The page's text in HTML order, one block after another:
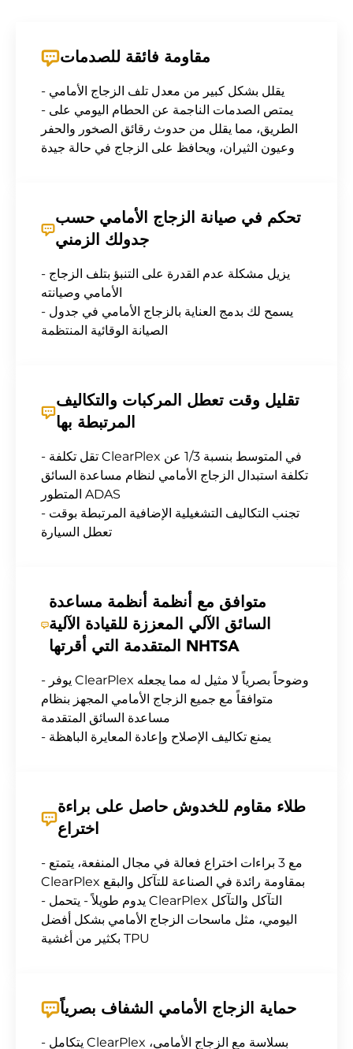
مقاومة فائقة للصدمات
- يقلل بشكل كبير من معدل تلف الزجاج الأمامي
- يمتص الصدمات الناجمة عن الحطام اليومي على
الطريق، مما يقلل من حدوث رقائق الصخور والحفر
وعيون الثيران، ويحافظ على الزجاج في حالة جيدة
تحكم في صيانة الزجاج الأمامي حسب
جدولك الزمني
- يزيل مشكلة عدم القدرة على التنبؤ بتلف الزجاج
الأمامي وصيانته
- يسمح لك بدمج العناية بالزجاج الأمامي في جدول
الصيانة الوقائية المنتظمة
تقليل وقت تعطل المركبات والتكاليف
المرتبطة بها
- تقل تكلفة ClearPlex في المتوسط بنسبة 1/3 عن
تكلفة استبدال الزجاج الأمامي لنظام مساعدة السائق
المتطور ADAS
- تجنب التكاليف التشغيلية الإضافية المرتبطة بوقت
تعطل السيارة
متوافق مع أنظمة أنظمة مساعدة
السائق الآلي المعززة للقيادة الآلية
المتقدمة التي أقرتها NHTSA
- يوفر ClearPlex وضوحاً بصرياً لا مثيل له مما يجعله
متوافقاً مع جميع الزجاج الأمامي المجهز بنظام
مساعدة السائق المتقدمة
- يمنع تكاليف الإصلاح وإعادة المعايرة الباهظة
طلاء مقاوم للخدوش حاصل على براءة
اختراع
- مع 3 براءات اختراع فعالة في مجال المنفعة، يتمتع
ClearPlex بمقاومة رائدة في الصناعة للتآكل والبقع
- يدوم طويلاً - يتحمل ClearPlex التآكل والتآكل
اليومي، مثل ماسحات الزجاج الأمامي بشكل أفضل
بكثير من أغشية TPU
حماية الزجاج الأمامي الشفاف بصرياً
- يتكامل ClearPlex بسلاسة مع الزجاج الأمامي،